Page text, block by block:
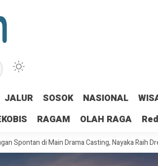
JALUR SOSOK NASIONAL
RAGAM OLAH RAGA
Main Drama Casting, Nayaka Raih Dream Ticket